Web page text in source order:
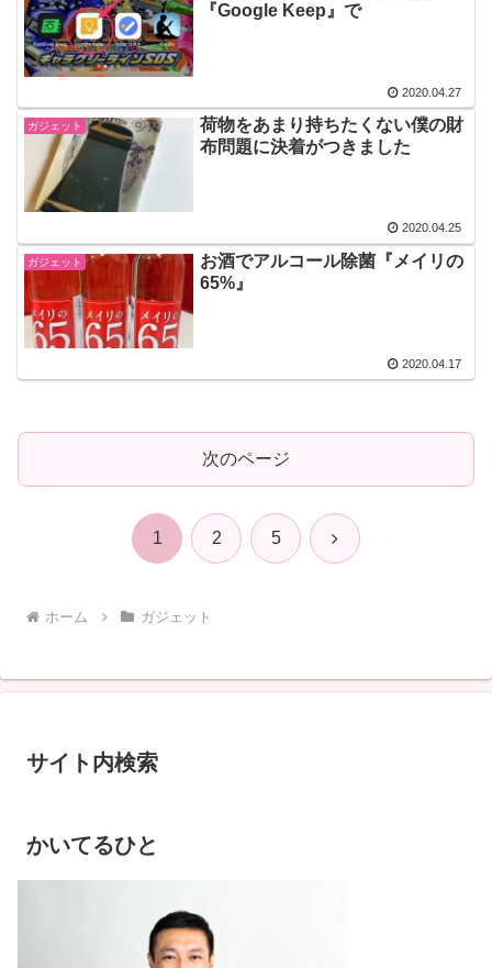
『Google Keep』で
2020.04.27
ガジェット
荷物をあまり持ちたくない僕の財
布問題に決着がつきました
2020.04.25
ガジェット
お酒でアルコール除菌『メイリの
65%』
2020.04.17
次のページ
1 2 5 次
ホーム ガジェット
サイト内検索
かいてるひと